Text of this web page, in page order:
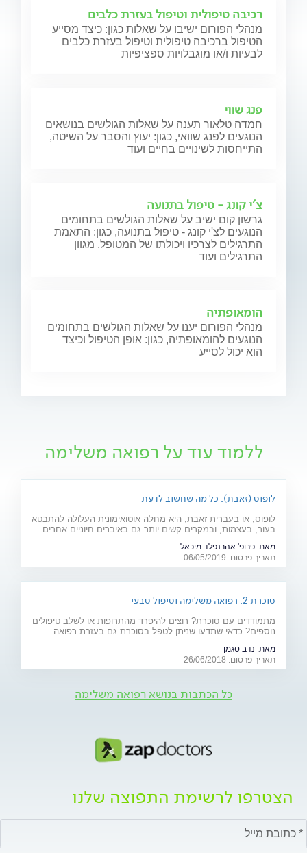
רכיבה טיפולית וטיפול בעזרת כלבים
מנהלי הפורום ישיבו על שאלות כגון: כיצד מסייע
הטיפול ברכיבה טיפולית וטיפול בעזרת כלבים
לבעיות ו/או מוגבלויות ספציפיות
פנג שווי
חמדה טלאור תענה על שאלות הגולשים בנושאים
הנוגעים לפנג שוואי, כגון: יעוץ והסבר על השיטה,
התייחסות לשינויים בחיים ועוד
צ'י קונג - טיפול בתנועה
גרשון קום ישיב על שאלות הגולשים בתחומים
הנוגעים לצ'י קונג - טיפול בתנועה, כגון: התאמת
התרגילים לצרכיו ויכולתו של המטופל, מגוון
התרגילים ועוד
הומאופתיה
מנהלי הפורום יענו על שאלות הגולשים בתחומים
הנוגעים להומאופתיה, כגון: אופן הטיפול וכיצד
הוא יכול לסייע
ללמוד עוד על רפואה משלימה
לופוס (זאבת): כל מה שחשוב לדעת
לופוס, או בעברית זאבת, היא מחלה אוטואימונית העלולה להתבטא
בעור, בעצמות, ובמקרים קשים יותר גם באיברים חיוניים אחרים
לה? ומהו הטיפול המתקדם שנכנס לסל הבריאות בשנים
האחרונות? כתבה לרגל יום המודעות למחלה (10.5)
מאת: פרופ' אהרנפלד מיכאל
תאריך פרסום: 06/05/2019
סוכרת 2: רפואה משלימה וטיפול טבעי
מתמודדים עם סוכרת? רוצים להיפרד מהתרופות או לשלב טיפולים
נוספים? כדאי שתדעו שניתן לטפל בסוכרת גם בעזרת רפואה
מרפא
מאת: נדב סגמן
תאריך פרסום: 26/06/2018
כל הכתבות בנושא רפואה משלימה
הצטרפו לרשימת התפוצה שלנו